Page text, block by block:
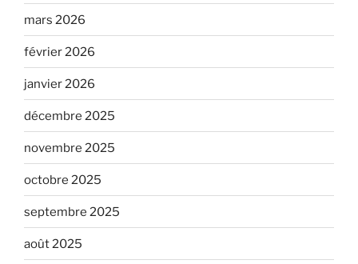
mars 2026
février 2026
janvier 2026
décembre 2025
novembre 2025
octobre 2025
septembre 2025
août 2025